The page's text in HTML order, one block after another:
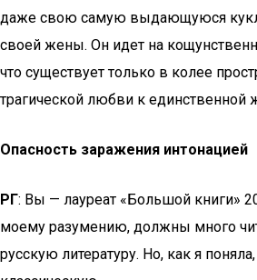
даже свою самую выдающуюся
своей жены. Он идет на
что существует только в колее
трагической любви к единственной
Опасность заражения интонацией
РГ: Вы — лауреат «Большой книги»
моему разумению, должны много
русскую литературу. Но, как я